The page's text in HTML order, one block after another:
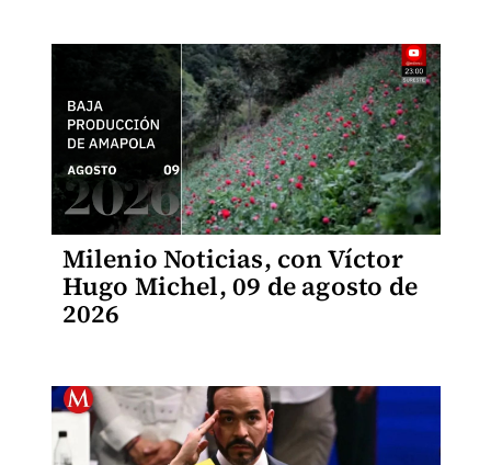
Milenio Noticias, con Víctor
Hugo Michel, 09 de agosto de
2026